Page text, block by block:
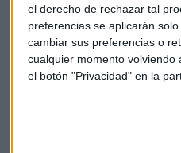
el derecho de rechazar tal
preferencias se aplicarán
cambiar sus preferencias o
cualquier momento volviendo
el botón "Privacidad" en la
Alberto Iturralde